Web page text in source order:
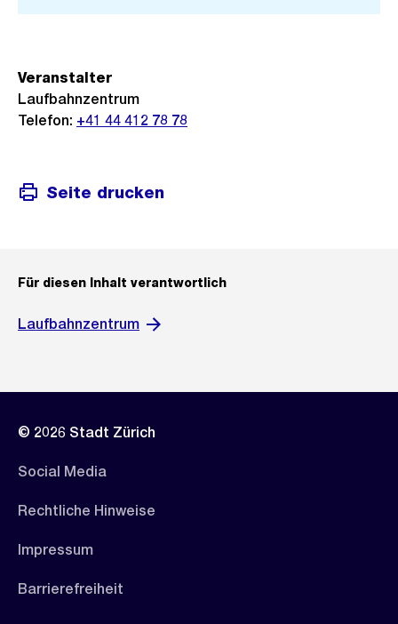
Veranstalter
Laufbahnzentrum
Telefon: +41 44 412 78 78
Seite drucken
Für diesen Inhalt verantwortlich
Laufbahnzentrum
© 2026 Stadt Zürich
Social Media
Rechtliche Hinweise
Impressum
Barrierefreiheit